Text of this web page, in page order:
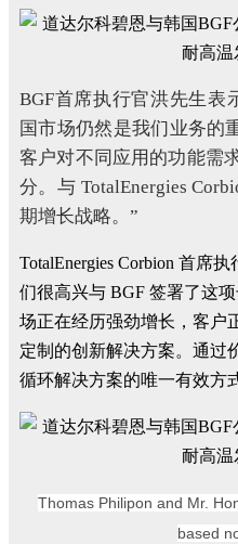
BGF首席执行官洪先生表
国市场仍然是我们业务的
客户对不同应用的功能需
分。与 TotalEnergies
期增长战略。”
TotalEnergies Corbion 首席
们很高兴与 BGF 签署了这
场正在经历强劲增长，客户
定制的创新解决方案。通过
循环解决方案的唯一有效方
Thomas Philipon and Mr.
based